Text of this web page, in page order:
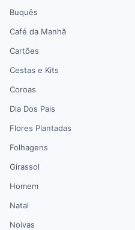
Buquês
Café da Manhã
Cartões
Cestas e Kits
Coroas
Dia Dos Pais
Flores Plantadas
Folhagens
Girassol
Homem
Natal
Noivas